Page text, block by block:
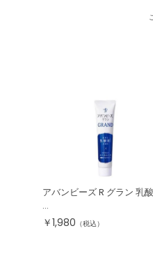
アバンビーズ R グラン 乳
...
￥1,980 （税込）